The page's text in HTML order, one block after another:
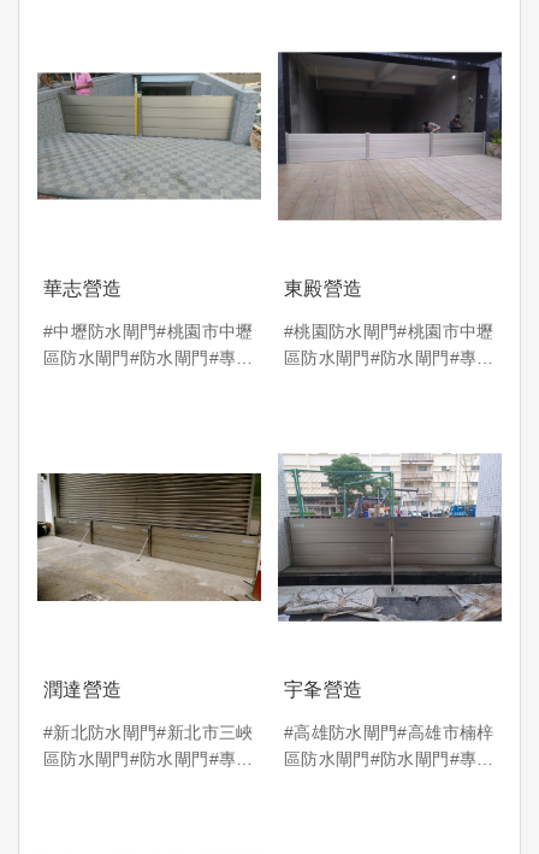
華志營造
#中壢防水閘門#桃園市中壢
區防水閘門#防水閘門#專利
東殿營造
#桃園防水閘門#桃園市中壢
區防水閘門#防水閘門#專利
潤達營造
#新北防水閘門#新北市三峽
區防水閘門#防水閘門#專利
宇夆營造
#高雄防水閘門#高雄市楠梓
區防水閘門#防水閘門#專利